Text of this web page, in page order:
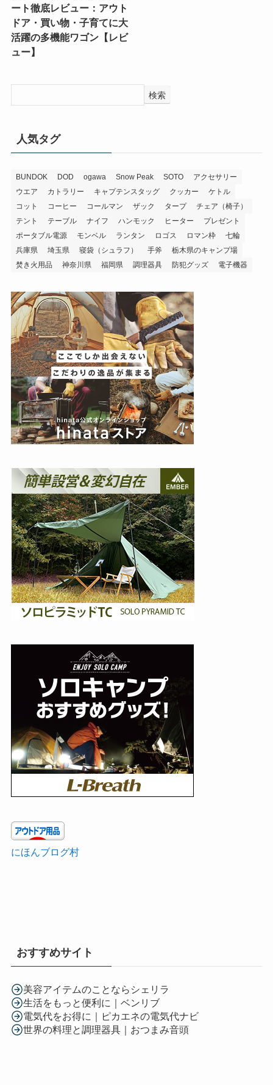
ート徹底レビュー：アウト
ドア・買い物・子育てに大
活躍の多機能ワゴン【レビ
ュー】
検索
人気タグ
BUNDOK DOD ogawa Snow Peak SOTO
アクセサリー
ウエア
カトラリー キャプテンスタッグ クッカー
ケトル
コット
コーヒー コールマン ザック タープ
チェア（椅子）
テント
テーブル ナイフ ハンモック ヒーター
プレゼント
ポータブル電源
モンベル ランタン ロゴス ロマン枠
七輪
兵庫県
埼玉県 寝袋（シュラフ） 手斧
栃木県のキャンプ場
焚き火用品
神奈川県 福岡県 調理器具 防犯グッズ 電子機器
にほんブログ村
おすすめサイト
美容アイテムのことならシェリラ
生活をもっと便利に｜ベンリブ
電気代をお得に｜ピカエネの電気代ナビ
世界の料理と調理器具｜おつまみ音頭